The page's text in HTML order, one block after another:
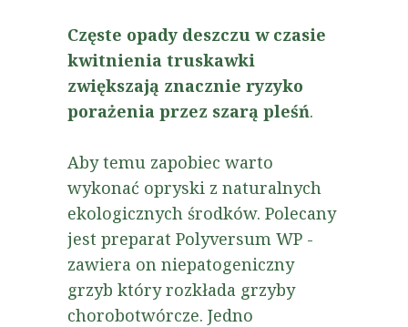
Częste opady deszczu w czasie
kwitnienia truskawki
zwiększają znacznie ryzyko
porażenia przez szarą pleśń.
Aby temu zapobiec warto
wykonać opryski z naturalnych
ekologicznych środków. Polecany
jest preparat Polyversum WP -
zawiera on niepatogeniczny
grzyb który rozkłada grzyby
chorobotwórcze. Jedno